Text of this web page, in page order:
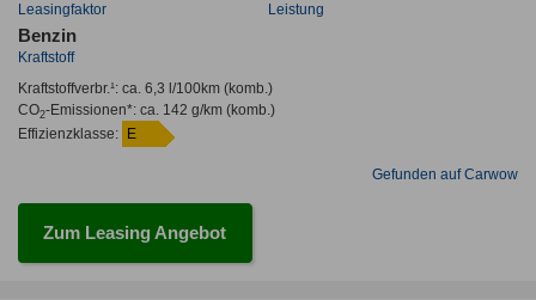
Leasingfaktor Leistung
Benzin
Kraftstoff
Kraftstoffverbr.¹: ca. 6,3 l/100km(komb.)
CO2-Emissionen*: ca. 142 g/km(komb.)
Effizienzklasse:
E
Gefunden auf Carwow
Zum Leasing Angebot